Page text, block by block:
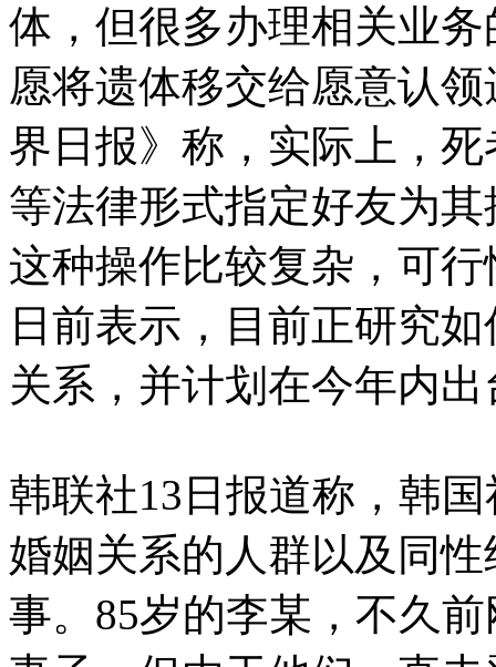
体，但很多办理相关业
愿将遗体移交给愿意认
界日报》称，实际上，
等法律形式指定好友为
这种操作比较复杂，可
日前表示，目前正研究
关系，并计划在今年内
韩联社13日报道称，韩
婚姻关系的人群以及同
事。85岁的李某，不久